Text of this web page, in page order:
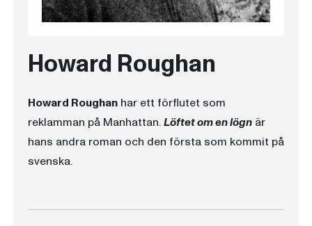
Howard Roughan
Howard Roughan har ett förflutet som
reklamman på Manhattan.Löftet om en lögn är
hans andra roman och den första som kommit på
svenska.